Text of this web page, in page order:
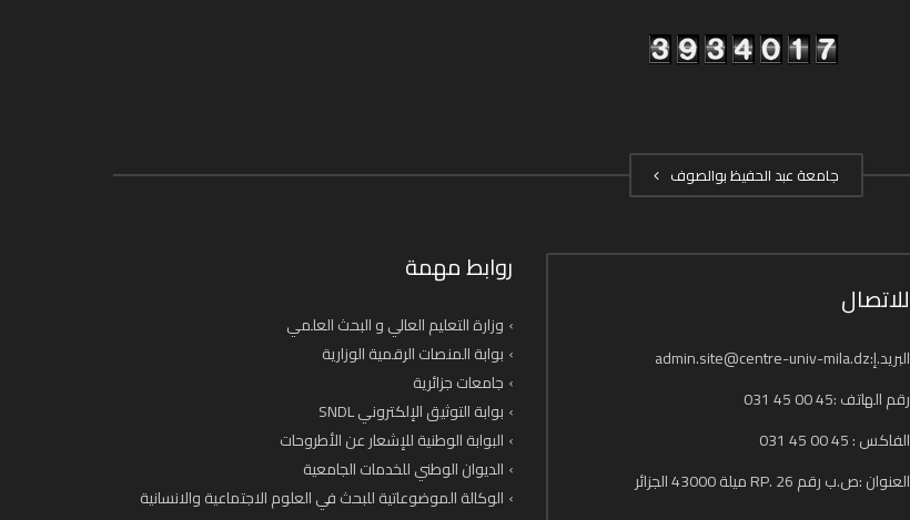
جامعة عبد الحفيظ بوالصوف
روابط مهمة
وزارة التعليم العالي و البحث العلمي
بوابة المنصات الرقمية الوزارية
جامعات جزائرية
بوابة التوثيق الإلكتروني SNDL
البوابة الوطنية للإشعار عن الأطروحات
الديوان الوطني للخدمات الجامعية
الوكالة الموضوعاتية للبحث في العلوم الاجتماعية والانسانية
للاتصال
البريد.إ:admin.site@centre-univ-mila.dz
رقم الهاتف :45 00 45 031
الفاكس : 45 00 45 031
العنوان :ص.ب رقم 26 .RP ميلة 43000 الجزائر